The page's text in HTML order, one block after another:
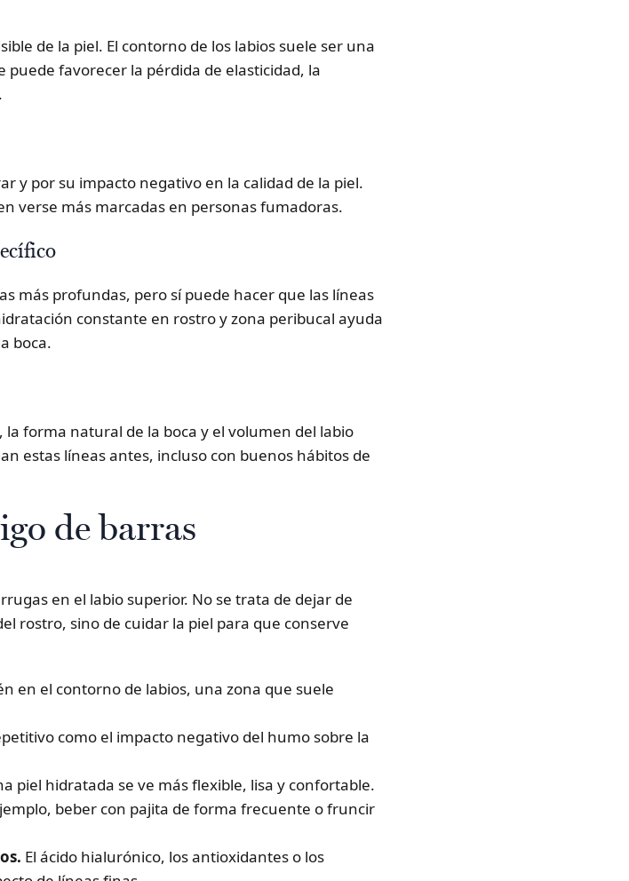
de la piel. El contorno de los labios suele ser una
puede favorecer la pérdida de elasticidad, la
y por su impacto negativo en la calidad de la piel.
verse más marcadas en personas fumadoras.
más profundas, pero sí puede hacer que las líneas
constante en rostro y zona peribucal ayuda
boca.
forma natural de la boca y el volumen del labio
estas líneas antes, incluso con buenos hábitos de
de barras
en el labio superior. No se trata de dejar de
rostro, sino de cuidar la piel para que conserve
en el contorno de labios, una zona que suele
como el impacto negativo del humo sobre la
piel hidratada se ve más flexible, lisa y confortable.
beber con pajita de forma frecuente o fruncir
El ácido hialurónico, los antioxidantes o los